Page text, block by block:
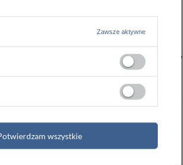
bez zapięcia
mosiężny mosiężny
tak
Zawsze aktywne
wszystkie